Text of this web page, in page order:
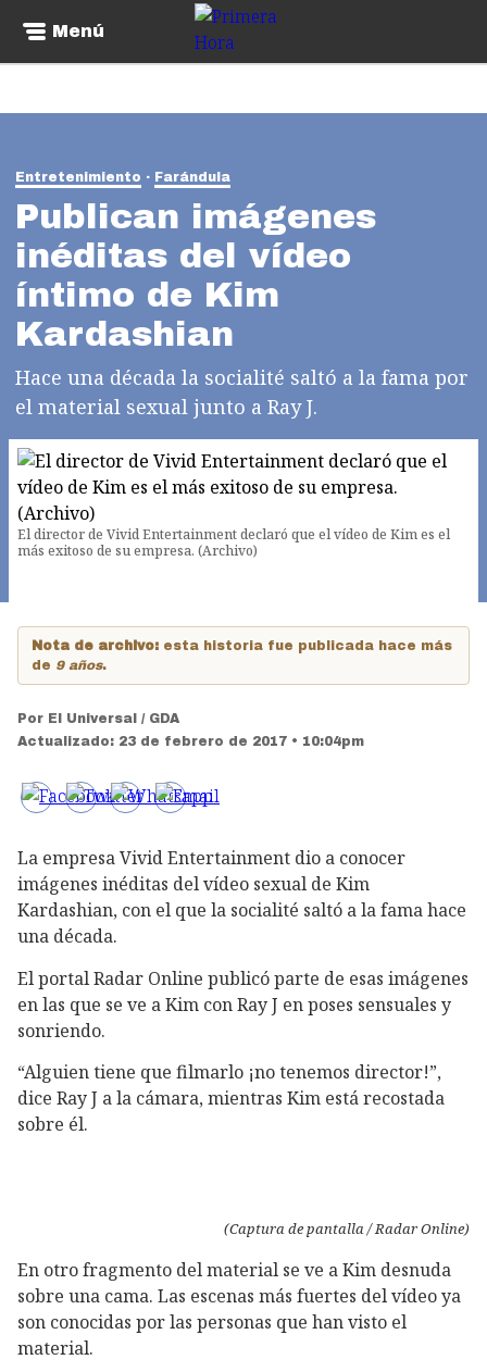
Menú
Entretenimiento Farándula
Publican imágenes
inéditas del vídeo
íntimo de Kim
Kardashian
Hace una década la socialité saltó a la fama por
el material sexual junto a Ray J.
El director de Vivid Entertainment declaró que el vídeo de Kim es el
más exitoso de su empresa. (Archivo)
Nota de archivo: esta historia fue publicada hace más
de 9 años.
Por El Universal / GDA
Actualizado: 23 de febrero de 2017 • 10:04pm
La empresa Vivid Entertainment dio a conocer
imágenes inéditas del vídeo sexual de Kim
Kardashian, con el que la socialité saltó a la fama hace
una década.
El portal Radar Online publicó parte de esas imágenes
en las que se ve a Kim con Ray J en poses sensuales y
sonriendo.
“Alguien tiene que filmarlo ¡no tenemos director!”,
dice Ray J a la cámara, mientras Kim está recostada
sobre él.
(Captura de pantalla / Radar Online)
En otro fragmento del material se ve a Kim desnuda
sobre una cama. Las escenas más fuertes del vídeo ya
son conocidas por las personas que han visto el
material.